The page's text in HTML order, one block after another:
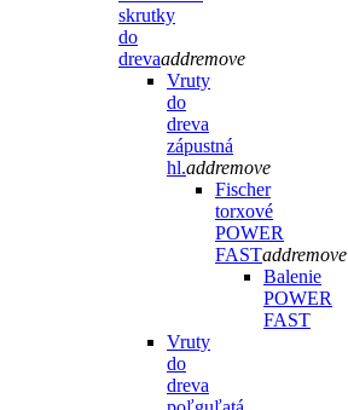
skrutky
do
drevaaddremove
Vruty
do
dreva
zápustná
hl.addremove
Fischer
torxové
POWER
FASTaddremove
Balenie
POWER
FAST
Vruty
do
dreva